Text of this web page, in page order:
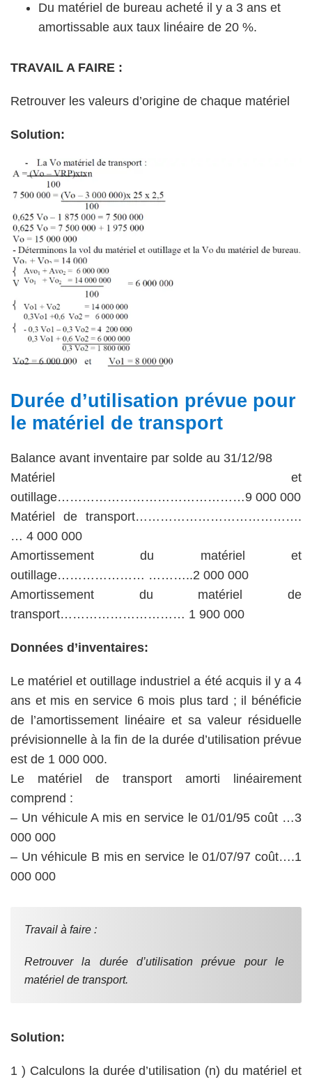
Du matériel de bureau acheté il y a 3 ans et
amortissable aux taux linéaire de 20 %.
TRAVAIL A FAIRE :
Retrouver les valeurs d’origine de chaque matériel
Solution:
Durée d’utilisation prévue pour
le matériel de transport
Balance avant inventaire par solde au 31/12/98
Matériel et
outillage………………………………………9 000 000
Matériel de transport………………………………….
… 4 000 000
Amortissement du matériel et
outillage………………… ………..2 000 000
Amortissement du matériel de
transport………………………… 1 900 000
Données d’inventaires:
Le matériel et outillage industriel a été acquis il y a 4
ans et mis en service 6 mois plus tard ; il bénéficie
de l’amortissement linéaire et sa valeur résiduelle
prévisionnelle à la fin de la durée d’utilisation prévue
est de 1 000 000.
Le matériel de transport amorti linéairement
comprend :
– Un véhicule A mis en service le 01/01/95 coût …3
000 000
– Un véhicule B mis en service le 01/07/97 coût….1
000 000
Travail à faire :
Retrouver la durée d’utilisation prévue pour le
matériel de transport.
Solution:
1 ) Calculons la durée d’utilisation (n) du matériel et